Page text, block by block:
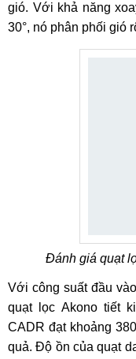
gió. Với khả năng
30°, nó phân phối gió
Đánh giá quạt
Với công suất đầu
quạt lọc Akono tiết
CADR đạt khoảng
quả. Độ ồn của quạt